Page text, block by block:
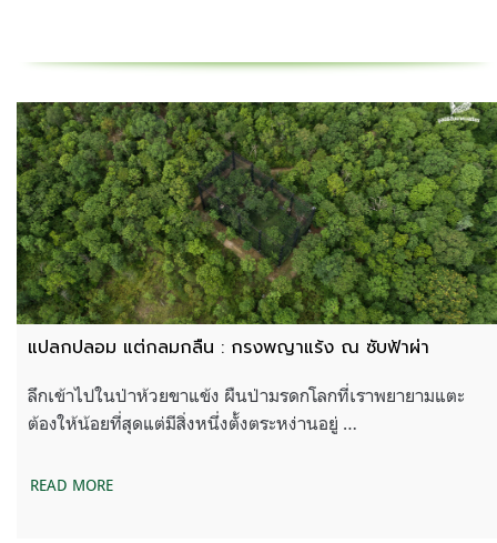
แปลกปลอม แต่กลมกลืน : กรงพญาแร้ง ณ ซับฟ้าผ่า
ลึกเข้าไปในป่าห้วยขาแข้ง ผืนป่ามรดกโลกที่เราพยายามแตะ
ต้องให้น้อยที่สุดแต่มีสิ่งหนึ่งตั้งตระหง่านอยู่ …
READ MORE